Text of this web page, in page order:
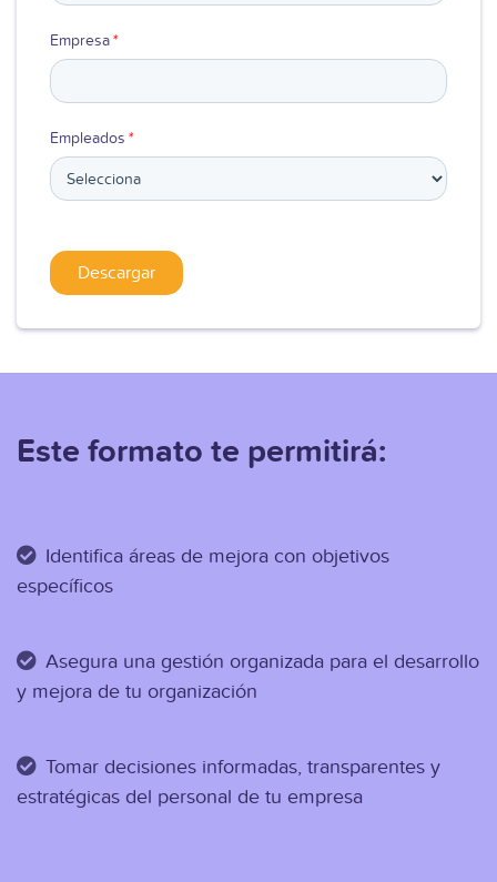
Empresa*
Empleados *
Este formato te permitirá:
Identifica áreas de mejora con objetivos
específicos
Asegura una gestión organizada para el desarrollo
y mejora de tu organización
Tomar decisiones informadas, transparentes y
estratégicas del personal de tu empresa